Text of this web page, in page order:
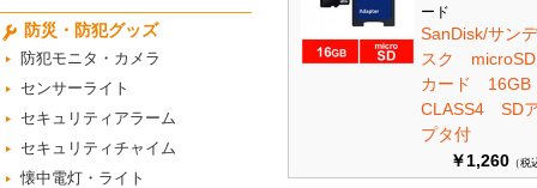
防災・防犯グッズ
防犯モニタ・カメラ
センサーライト
セキュリティアラーム
セキュリティチャイム
懐中電灯・ライト
ード
SanDisk/サン
スク
カード
CLASS4 SD
プタ付
￥1,260 （税